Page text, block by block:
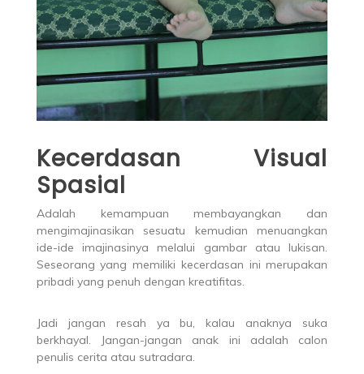
Kecerdasan Visual
Spasial
Adalah kemampuan membayangkan dan
mengimajinasikan sesuatu kemudian menuangkan
ide-ide imajinasinya melalui gambar atau lukisan.
Seseorang yang memiliki kecerdasan ini merupakan
pribadi yang penuh dengan kreatifitas.
Jadi jangan resah ya bu, kalau anaknya suka
berkhayal. Jangan-jangan anak ini adalah calon
penulis cerita atau sutradara.